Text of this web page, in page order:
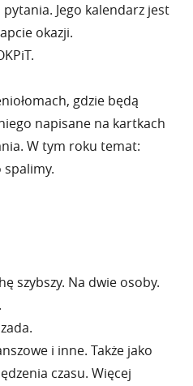
Jego kalendarz jest
okazji.
gdzie będą
napisane na kartkach
W tym roku temat:
spalimy.
szybszy. Na dwie osoby.
i inne. Także jako
czasu. Więcej